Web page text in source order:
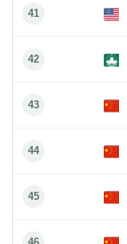
41
42
43
44
45